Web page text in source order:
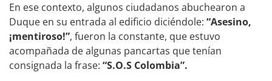
En ese contexto, algunos ciudadanos abuchearon a
Duque en su entrada al edificio diciéndole: “Asesino,
¡mentiroso!”, fueron la constante, que estuvo
acompañada de algunas pancartas que tenían
consignada la frase: “S.O.S Colombia”.